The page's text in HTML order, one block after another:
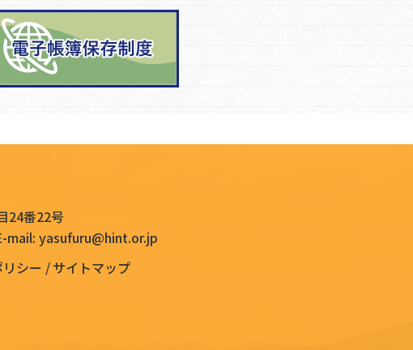
24番22号
mail: yasufuru@hint.or.jp
シー サイトマップ